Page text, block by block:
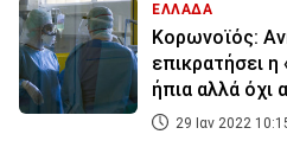
ΕΛΛΑΔΑ
Κορωνοϊός:
επικρατήσει η
ήπια αλλά όχι
29 Ιαν 2022